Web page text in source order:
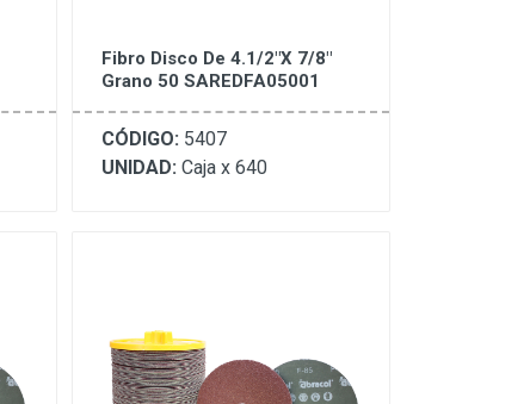
Fibro Disco De 4.1/2"X 7/8"
Grano 50 SAREDFA05001
CÓDIGO: 5407
UNIDAD: Caja x 640